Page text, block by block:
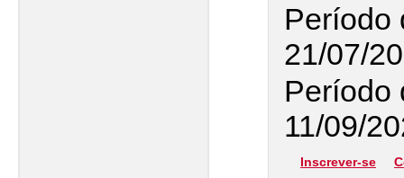
Período
21/07/
Período
11/09/
Inscrever-se